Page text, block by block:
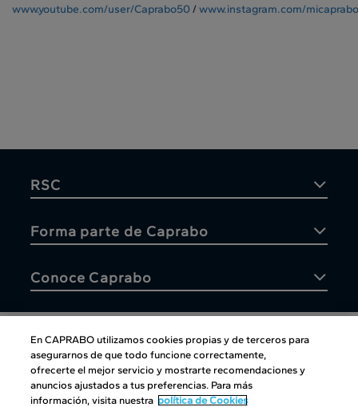
www.youtube.com/user/Caprabo50/ www.instagram.com/micaprabo
RSC
Forma parte de Caprabo
Conoce Caprabo
Atención al cliente
En CAPRABO utilizamos cookies propias y de terceros para
asegurarnos de que todo funcione correctamente,
ofrecerte el mejor servicio y mostrarte recomendaciones y
anuncios ajustados a tus preferencias. Para más
información, visita nuestra política de Cookies